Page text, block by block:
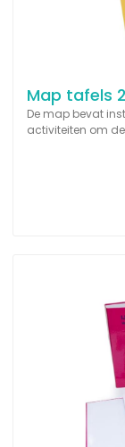
Map tafels
De map bevat
activiteiten om de